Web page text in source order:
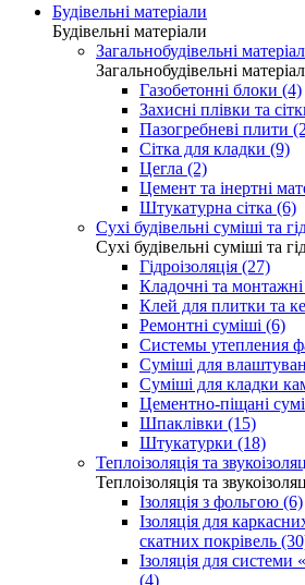
Будівельні матеріали
Будівельні матеріали
Загальнобудівельні
Загальнобудівельні
Газобетонні блоки (4)
Захисні плівки та
Пазогребневі плити
Сітка для кладки (9)
Цегла (2)
Цемент та інертні
Штукатурна сітка (6)
Сухі будівельні суміші та
Сухі будівельні суміші та
Гідроізоляція (27)
Кладочні та
Клей для плитки та
Ремонтні суміші (6)
Системы утепления
Суміші для
Суміші для кладки
Цементно-піщані
Шпаклівки (15)
Штукатурки (18)
Теплоізоляція та
Теплоізоляція та
Ізоляція з фольгою (6)
Ізоляція для
скатних покрівель
Ізоляція для
(4)